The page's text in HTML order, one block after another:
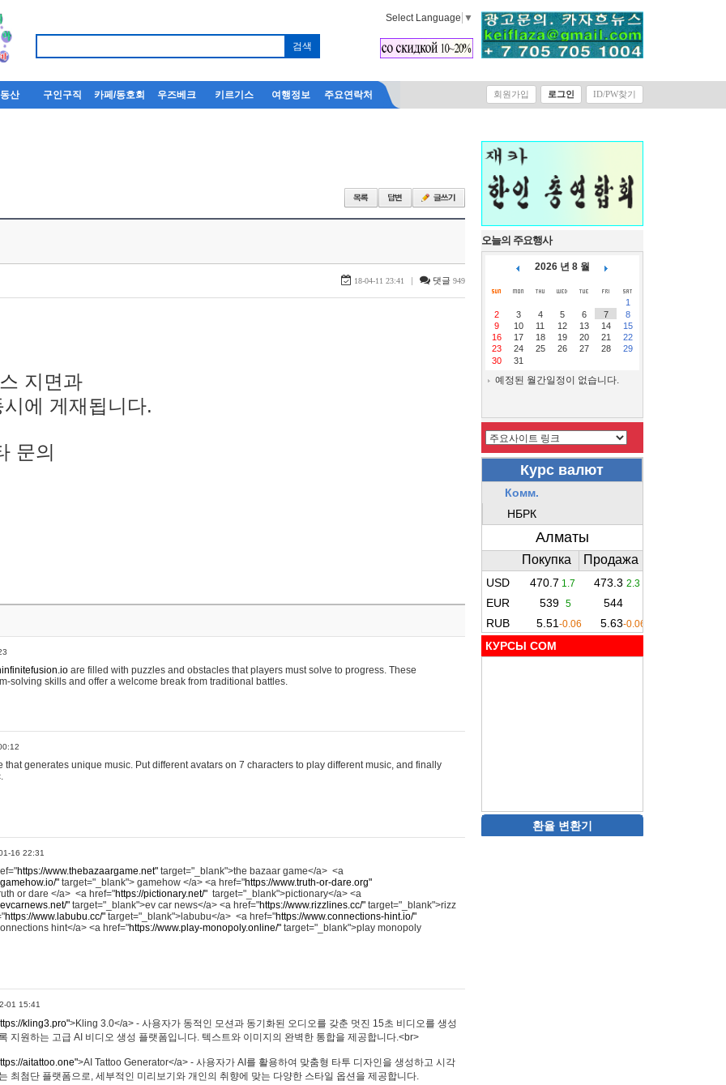
Select Language ▼
산 구인구직 카페/동호회 우즈베크 키르기스 여행정보 주요연락처 회원가입 로그인 ID/PW찾기
18-04-11 23:41 | 댓글 949
지면과
에 게재됩니다.
문의
are filled with puzzles and obstacles that players must solve to progress. These
solving skills and offer a welcome break from traditional battles.
that generates unique music. Put different avatars on 7 characters to play different music, and finally
16 22:31
https://www.thebazaargame.net" target="_blank">the bazaar game</a> <a
" target="_blank"> gamehow </a> <a href="https://www.truth-or-dare.org"
or dare </a> <a href="https://pictionary.net/" target="_blank">pictionary</a> <a
" target="_blank">ev car news</a> <a href="https://www.rizzlines.cc/" target="_blank">rizz
https://www.labubu.cc/" target="_blank">labubu</a> <a href="https://www.connections-hint.io/"
hint</a> <a href="https://www.play-monopoly.online/" target="_blank">play monopoly
01 15:41
kling3.pro">Kling 3.0</a> - 사용자가 동적인 모션과 동기화된 오디오를 갖춘 멋진 15초 비디오를 생성
지원하는 고급 AI 비디오 생성 플랫폼입니다. 텍스트와 이미지의 완벽한 통합을 제공합니다.<br>
aitattoo.one">AI Tattoo Generator</a> - 사용자가 AI를 활용하여 맞춤형 타투 디자인을 생성하고 시각
최첨단 플랫폼으로, 세부적인 미리보기와 개인의 취향에 맞는 다양한 스타일 옵션을 제공합니다.
오늘의 주요행사
2026 년 8 월
1
2
3 4 5 6 7
8
9
10 11 12 13 14
15
16
17 18 19 20 21
22
23
24 25 26 27 28
29
30
31
예정된 월간일정이 없습니다.
КУРСЫ COM
환율 변환기